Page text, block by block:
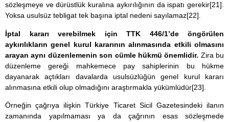
sözleşmeye ve dürüstlük kuralına aykırılığının da ispatı gerekir[21].
Yoksa usulsüz tebligat tek başına iptal nedeni sayılamaz[22].
İptal kararı verebilmek için TTK 446/1’de öngörülen
aykırılıkların genel kurul kararının alınmasında etkili olmasını
arayan aynı düzenlemenin son cümle hükmü önemlidir. Zira bu
düzenleme gereği mahkemece pay sahiplerinin bu hükme
dayanarak açtıkları davalarda usulsüzlüğün genel kurul kararı
alınmasına etkili olup olmadığını araştırmakla yükümlüdür[23]
Örneğin çağrıya ilişkin Türkiye Ticaret Sicil Gazetesindeki ilanın
zamanında yapılmaması ya da çağrının esas sözleşmede